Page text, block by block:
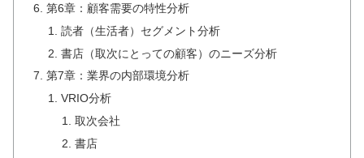
第6章：顧客需要の特性分析
読者（生活者）セグメント分析
書店（取次にとっての顧客）のニーズ分析
第7章：業界の内部環境分析
VRIO分析
取次会社
書店